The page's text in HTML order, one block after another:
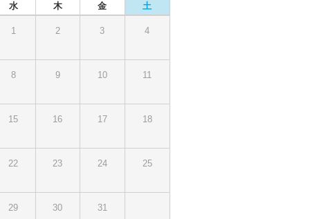
水 木 金 土
1 2 3 4
8 9 10 11
15 16 17 18
22 23 24 25
29 30 31